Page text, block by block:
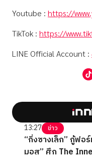
Youtube : https://
TikTok : https://
LINE Official Account :
13:27 ข่าว
“กิ่งซางเล็ก” กู้ฟอ
มอส” ศึก The